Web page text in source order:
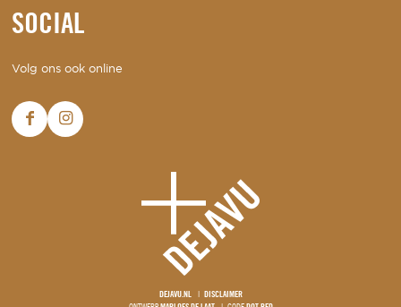
SOCIAL
Volg ons ook online
DEJAVU.NL
DISCLAIMER